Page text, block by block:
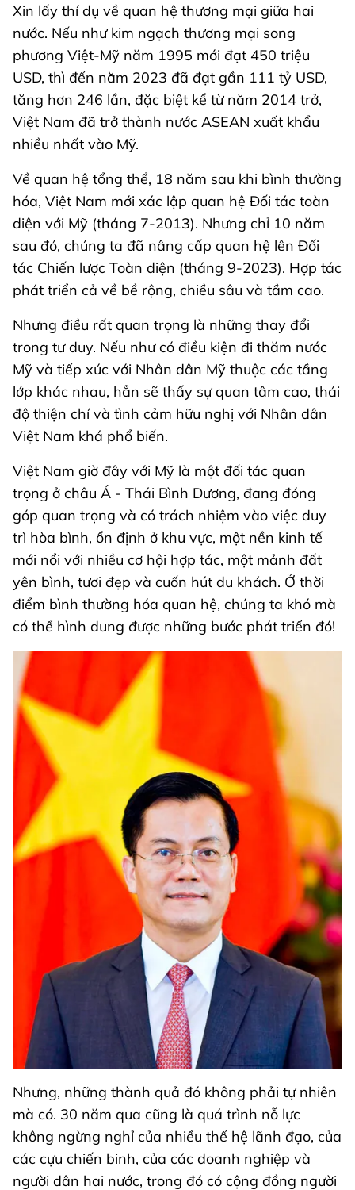
Xin lấy thí dụ về quan hệ thương mại giữa hai
nước. Nếu như kim ngạch thương mại song
phương Việt-Mỹ năm 1995 mới đạt 450 triệu
USD, thì đến năm 2023 đã đạt gần 111 tỷ USD,
tăng hơn 246 lần, đặc biệt kể từ năm 2014 trở,
Việt Nam đã trở thành nước ASEAN xuất khẩu
nhiều nhất vào Mỹ.
Về quan hệ tổng thể, 18 năm sau khi bình thường
hóa, Việt Nam mới xác lập quan hệ Đối tác toàn
diện với Mỹ (tháng 7-2013). Nhưng chỉ 10 năm
sau đó, chúng ta đã nâng cấp quan hệ lên Đối
tác Chiến lược Toàn diện (tháng 9-2023). Hợp tác
phát triển cả về bề rộng, chiều sâu và tầm cao.
Nhưng điều rất quan trọng là những thay đổi
trong tư duy. Nếu như có điều kiện đi thăm nước
Mỹ và tiếp xúc với Nhân dân Mỹ thuộc các tầng
lớp khác nhau, hẳn sẽ thấy sự quan tâm cao, thái
độ thiện chí và tình cảm hữu nghị với Nhân dân
Việt Nam khá phổ biến.
Việt Nam giờ đây với Mỹ là một đối tác quan
trọng ở châu Á - Thái Bình Dương, đang đóng
góp quan trọng và có trách nhiệm vào việc duy
trì hòa bình, ổn định ở khu vực, một nền kinh tế
mới nổi với nhiều cơ hội hợp tác, một mảnh đất
yên bình, tươi đẹp và cuốn hút du khách. Ở thời
điểm bình thường hóa quan hệ, chúng ta khó mà
có thể hình dung được những bước phát triển đó!
Nhưng, những thành quả đó không phải tự nhiên
mà có. 30 năm qua cũng là quá trình nỗ lực
không ngừng nghỉ của nhiều thế hệ lãnh đạo, của
các cựu chiến binh, của các doanh nghiệp và
người dân hai nước, trong đó có cộng đồng người